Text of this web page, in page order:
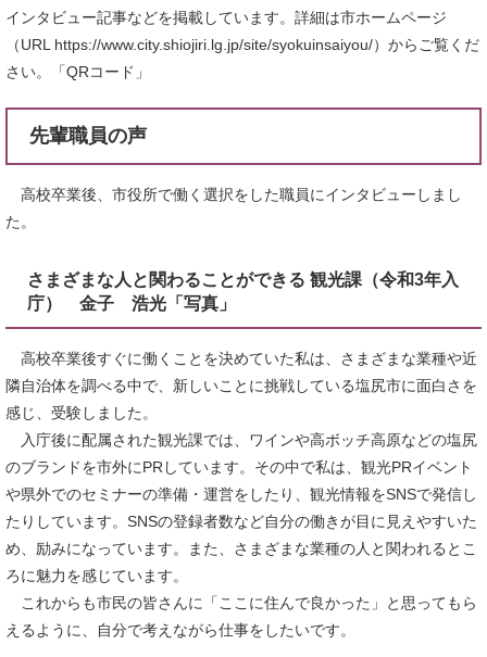
インタビュー記事などを掲載しています。詳細は市ホームページ
（URL https://www.city.shiojiri.lg.jp/site/syokuinsaiyou/）からご覧くだ
さい。「QRコード」
先輩職員の声
高校卒業後、市役所で働く選択をした職員にインタビューしまし
た。
さまざまな人と関わることができる 観光課（令和3年入
庁） 金子 浩光「写真」
高校卒業後すぐに働くことを決めていた私は、さまざまな業種や近
隣自治体を調べる中で、新しいことに挑戦している塩尻市に面白さを
感じ、受験しました。
入庁後に配属された観光課では、ワインや高ボッチ高原などの塩尻
のブランドを市外にPRしています。その中で私は、観光PRイベント
や県外でのセミナーの準備・運営をしたり、観光情報をSNSで発信し
たりしています。SNSの登録者数など自分の働きが目に見えやすいた
め、励みになっています。また、さまざまな業種の人と関われるとこ
ろに魅力を感じています。
これからも市民の皆さんに「ここに住んで良かった」と思ってもら
えるように、自分で考えながら仕事をしたいです。